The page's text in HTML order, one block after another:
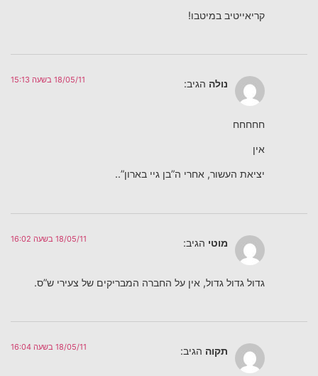
קריאייטיב במיטבו!
נולה הגיב: 18/05/11 בשעה 15:13
חחחחח
אין
יציאת העשור, אחרי ה”בן גיי בארון”..
מוטי הגיב: 18/05/11 בשעה 16:02
גדול גדול גדול, אין על החברה המבריקים של צעירי ש”ס.
תקוה הגיב: 18/05/11 בשעה 16:04